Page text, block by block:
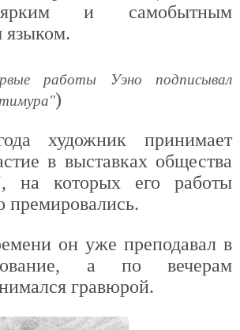
и самобытным
языком.
работы Уэно подписывал
)
художник принимает
в выставках общества
на которых его работы
премировались.
он уже преподавал в
а по вечерам
гравюрой.